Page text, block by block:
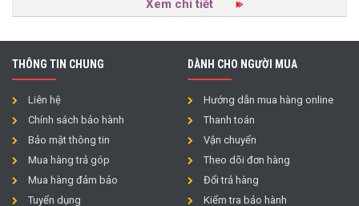
Xem chi tiết
THÔNG TIN CHUNG
Liên hệ
Chính sách bảo hành
Bảo mật thông tin
Mua hàng trả góp
Mua hàng đảm bảo
Tuyển dụng
DÀNH CHO NGƯỜI MUA
Hướng dẫn mua hàng online
Thanh toán
Vận chuyển
Theo dõi đơn hàng
Đổi trả hàng
Kiểm tra bảo hành